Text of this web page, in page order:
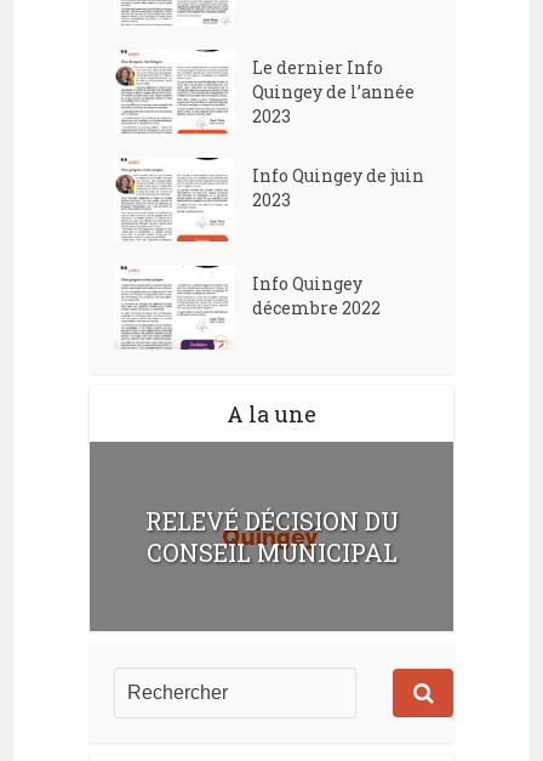
Le dernier Info
Quingey de l’année
2023
Info Quingey de juin
2023
Info Quingey
décembre 2022
A la une
RELEVÉ DÉCISION DU
CONSEIL MUNICIPAL